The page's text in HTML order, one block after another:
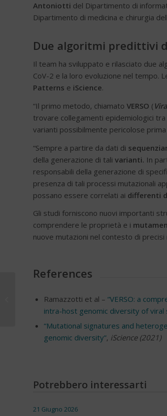
Antoniotti del Dipartimento di
Dipartimento di medicina e chirurgia
Due algoritmi predittivi
Il team ha sviluppato e rilasciato due
CoV-2 e la loro evoluzione nel tempo.
Patterns e iScience.
“Il primo metodo, chiamato VERSO (
trovare collegamenti epidemiologici
varianti possibilmente pericolose
“Sempre a partire da dati di
della generazione di tali varianti. In
responsabili della generazione di
presenza di tali processi mutazionali
possano essere correlati ai differenti
Gli studi forniscono nuovi importanti
comprendere le proprietà e i
nuove mutazioni nel contesto di precisi
References
Ramazzotti et al – “VERSO: a
intra-host genomic diversity of viral
“Mutational signatures and
genomic diversity”, iScience (2021)
Potrebbero interessarti
21 Giugno 2026
l’avventura del Team
Milano-Sanremo...